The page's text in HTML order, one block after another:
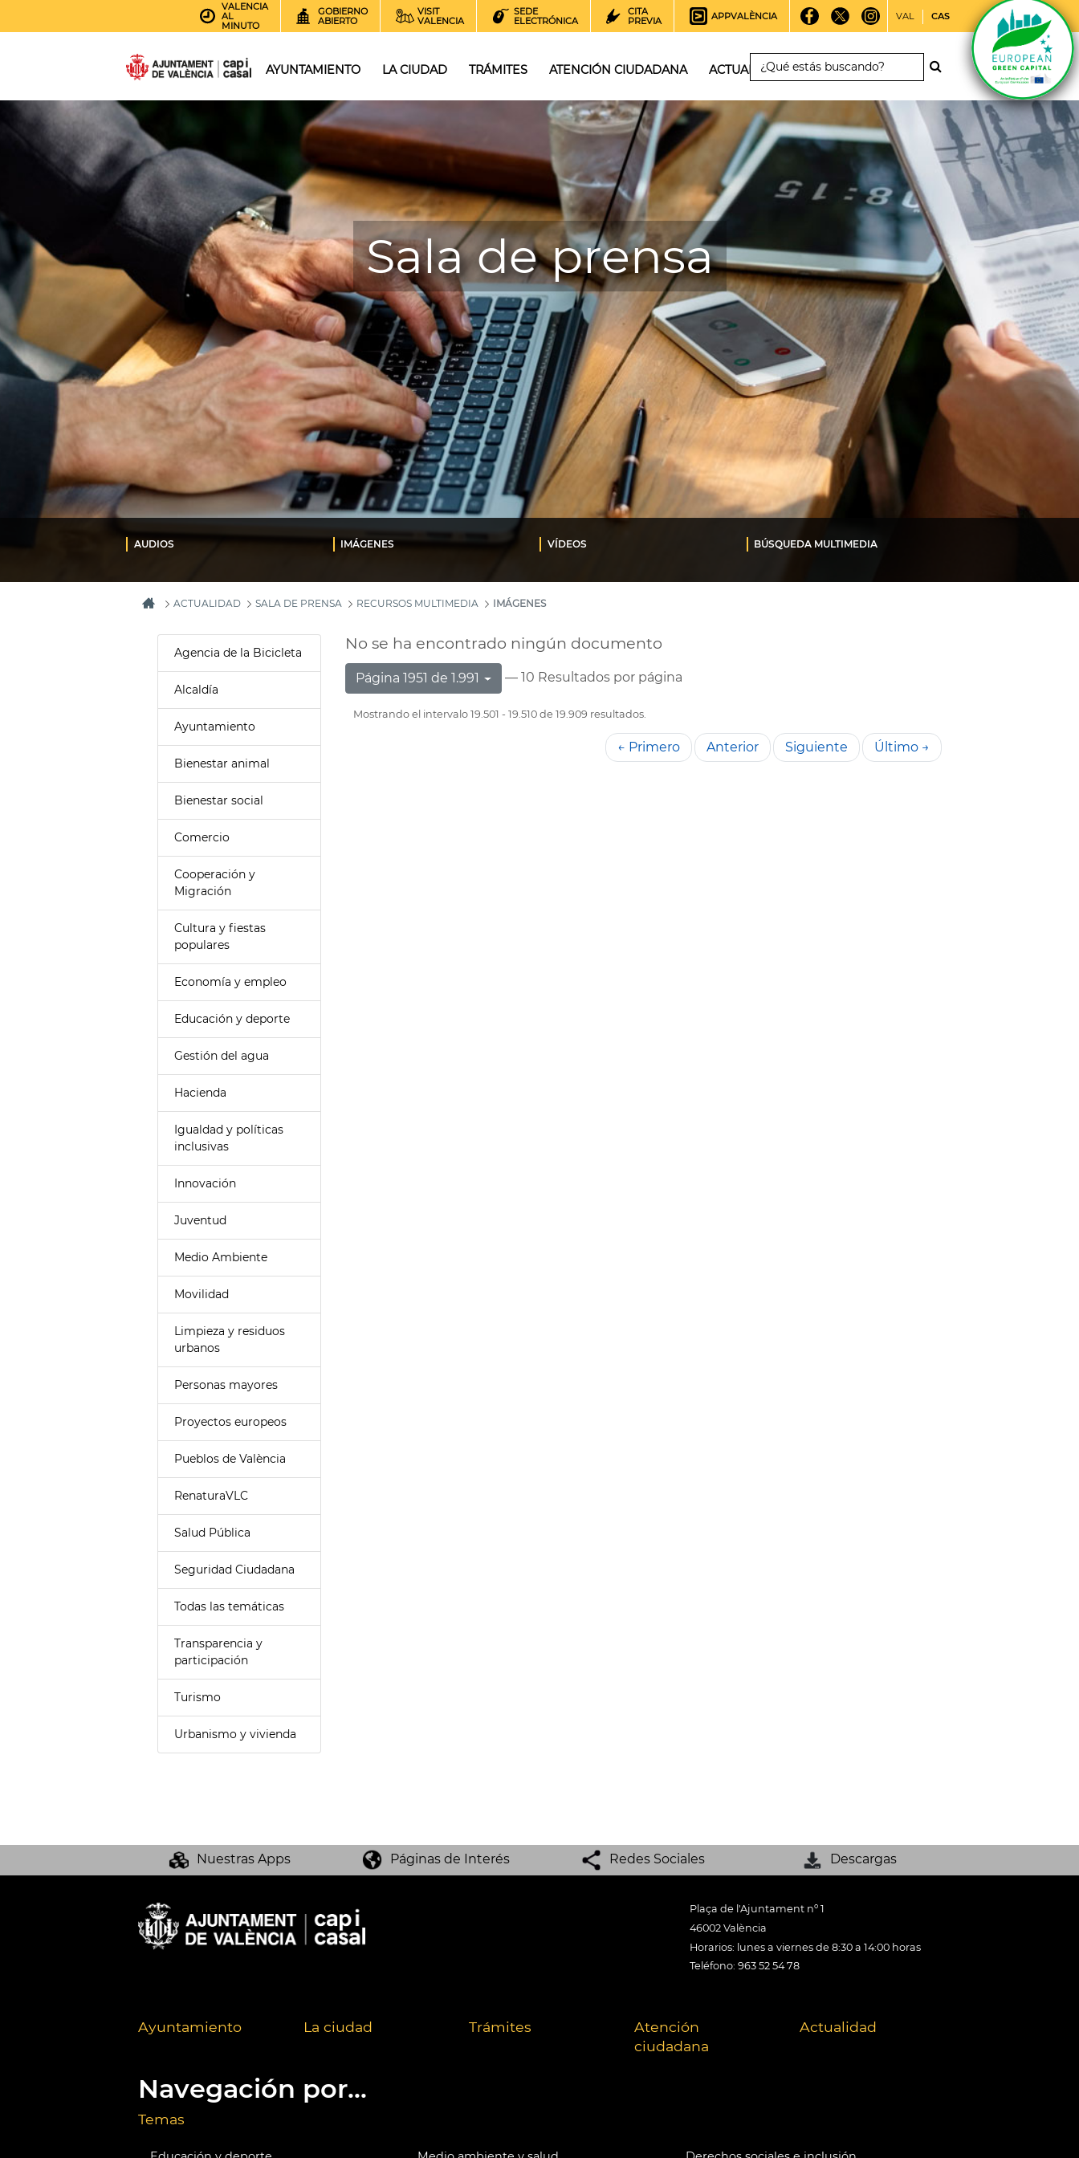
VALENCIA
AL
MINUTO
GOBIERNO
ABIERTO
VISIT
VALENCIA
SEDE
ELECTRÓNICA
CITA
PREVIA
APPVALÈNCIA VAL CAS
AYUNTAMIENTO LA CIUDAD TRÁMITES ATENCIÓN CIUDADANA ACTUALIDAD
Sala de prensa
AUDIOS IMÁGENES VÍDEOS BÚSQUEDA MULTIMEDIA
ACTUALIDAD SALA DE PRENSA RECURSOS MULTIMEDIA IMÁGENES
Agencia de la Bicicleta
Alcaldía
Ayuntamiento
Bienestar animal
Bienestar social
Comercio
Cooperación y
Migración
Cultura y fiestas
populares
Economía y empleo
Educación y deporte
Gestión del agua
Hacienda
Igualdad y políticas
inclusivas
Innovación
Juventud
Medio Ambiente
Movilidad
Limpieza y residuos
urbanos
Personas mayores
Proyectos europeos
Pueblos de València
RenaturaVLC
Salud Pública
Seguridad Ciudadana
Todas las temáticas
Transparencia y
participación
Turismo
Urbanismo y vivienda
No se ha encontrado ningún documento
Página 1951 de 1.991 — 10 Resultados por página
Mostrando el intervalo 19.501 - 19.510 de 19.909 resultados.
← Primero Anterior Siguiente Último →
Nuestras Apps Páginas de Interés Redes Sociales Descargas
Plaça de l'Ajuntament nº 1
46002 València
Horarios: lunes a viernes de 8:30 a 14:00 horas
Teléfono: 963 52 54 78
Ayuntamiento La ciudad Trámites
Atención
ciudadana
Actualidad
Navegación por...
Temas